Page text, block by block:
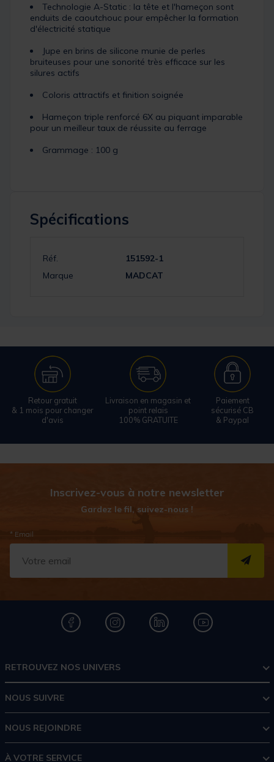
Technologie A-Static : la tête et l'hameçon sont
enduits de caoutchouc pour empêcher la formation
d'électricité statique
Jupe en brins de silicone munie de perles
bruiteuses pour une sonorité très efficace sur les
silures actifs
Coloris attractifs et finition soignée
Hameçon triple renforcé 6X au piquant imparable
pour un meilleur taux de réussite au ferrage
Grammage : 100 g
Spécifications
Réf.
151592-1
Marque
MADCAT
Retour gratuit
& 1 mois pour changer
d'avis
Livraison en magasin et
point relais
100% GRATUITE
Paiement
sécurisé CB
& Paypal
Inscrivez-vous à notre newsletter
Gardez le fil, suivez-nous !
* Email
RETROUVEZ NOS UNIVERS
NOUS SUIVRE
NOUS REJOINDRE
À VOTRE SERVICE